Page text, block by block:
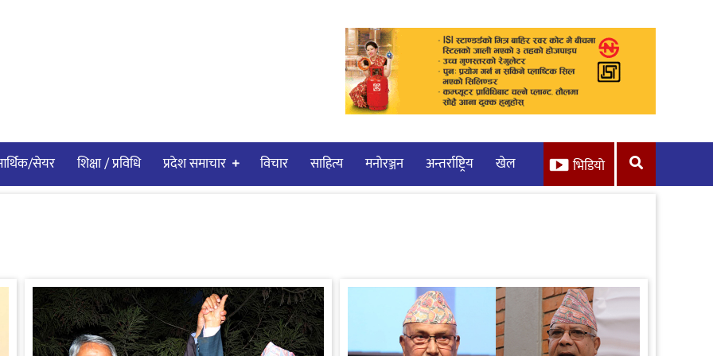
सेयर शिक्षा / प्रविधि प्रदेश समाचार विचार साहित्य मनाेरञ्जन अन्तर्राष्ट्रिय खेल भिडियो